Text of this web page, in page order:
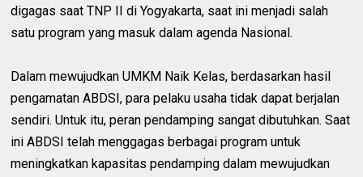
digagas saat TNP II di Yogyakarta, saat ini menjadi salah
satu program yang masuk dalam agenda Nasional.
Dalam mewujudkan UMKM Naik Kelas, berdasarkan hasil
pengamatan ABDSI, para pelaku usaha tidak dapat berjalan
sendiri. Untuk itu, peran pendamping sangat dibutuhkan. Saat
ini ABDSI telah menggagas berbagai program untuk
meningkatkan kapasitas pendamping dalam mewujudkan